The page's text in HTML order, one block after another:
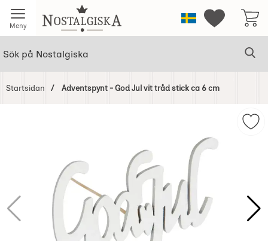
Meny Startsidan för NostalgiskaSverigeMina
Startsidan Adventspynt - God Jul vit tråd stick ca 6 cm